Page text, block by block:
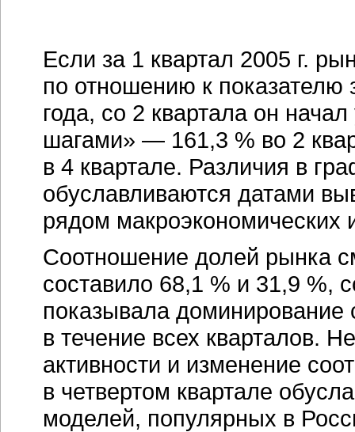
Если за 1 квартал 2005 г.
по отношению к
года, со 2 квартала он
шагами» — 161,3 % во 2
в 4 квартале. Различия в
обуславливаются датами
рядом
Соотношение долей рынка
составило 68,1 % и 31,9 %,
показывала
в течение всех кварталов.
активности и изменение
в четвертом квартале
моделей, популярных в